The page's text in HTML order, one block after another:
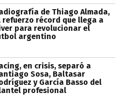
de Thiago Almada,
refuerzo récord que llega a
para revolucionar el
argentino
en crisis, separó a
Sosa, Baltasar
y García Basso del
profesional